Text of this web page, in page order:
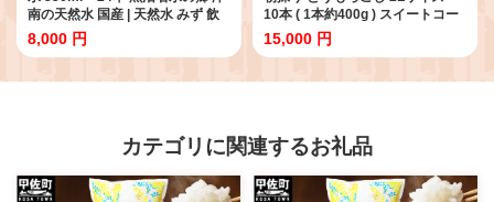
南の天然水 国産 | 天然水 みず 飲
料 飲料水 天然 ウォーター 軟水 備
蓄 備蓄用 備蓄水 防災 防災用 アウ
8,000 円
10本 ( 1本約400g ) スイートコー
ン 津南町産 | トウモロコシ コーン
とうきび 甘い 野菜 人気 おすすめ
15,000 円
カテゴリに関連するお礼品